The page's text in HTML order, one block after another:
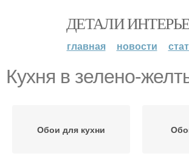
ДЕТАЛИ
главная новости
Кухня в зелено-
Обои для кухни